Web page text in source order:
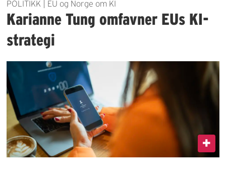
POLITIKK | EU og Norge om KI
Karianne Tung omfavner EUs KI-
strategi